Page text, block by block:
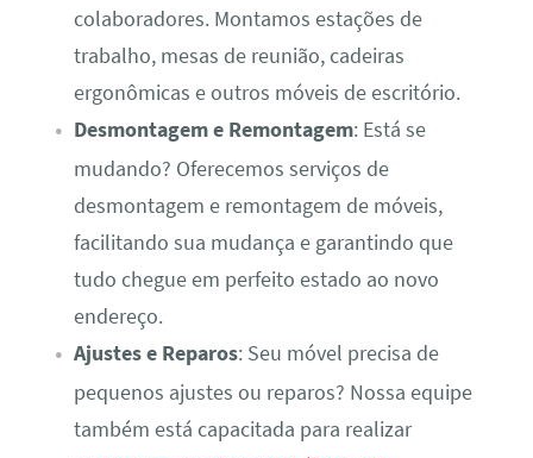
colaboradores. Montamos estações de
trabalho, mesas de reunião, cadeiras
ergonômicas e outros móveis de escritório.
Desmontagem e Remontagem: Está se
mudando? Oferecemos serviços de
desmontagem e remontagem de móveis,
facilitando sua mudança e garantindo que
tudo chegue em perfeito estado ao novo
endereço.
Ajustes e Reparos: Seu móvel precisa de
pequenos ajustes ou reparos? Nossa equipe
também está capacitada para realizar